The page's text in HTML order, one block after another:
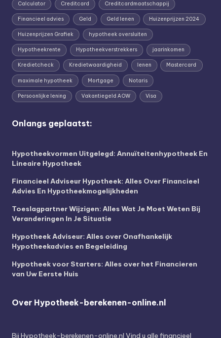
Calculator Creditcard Creditcardmaatschappij
Financieel advies Geld Geld lenen Huizenprijzen 2024
Huizenprijzen Grafiek hypotheek oversluiten
Hypotheekrente Hypotheekverstrekkers jaarinkomen
Kredietcheck Kredietwaardigheid lenen Mastercard
maximale hypotheek Mortgage Notaris
Persoonlijke lening Vakantiegeld AOW Visa
Onlangs geplaatst:
Hypotheekvormen Uitgelegd: Annuïteitenhypotheek En
Lineaire Hypotheek
Financieel Adviseur Hypotheek: Alles Over Financieel
Advies En Hypotheekmogelijkheden
Toeslagpartner Wijzigen: Alles Wat Je Moet Weten Bij
Veranderingen In Je Situatie
Hypotheek Adviseur: Alles over Onafhankelijk
Hypotheekadvies en Begeleiding
Hypotheek voor Starters: Alles over het Financieren
van Uw Eerste Huis
Over Hypotheek-berekenen-online.nl
Bij Hypotheek-berekenen-online.nl Vind u alle financieel